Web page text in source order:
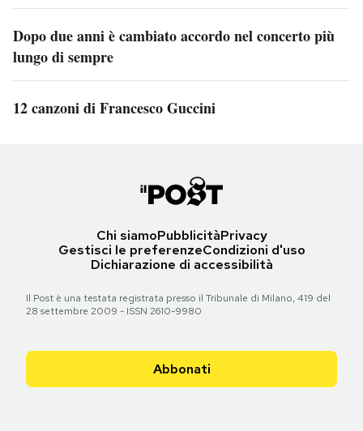
Dopo due anni è cambiato accordo nel concerto più
lungo di sempre
12 canzoni di Francesco Guccini
Chi siamoPubblicitàPrivacy
Gestisci le preferenzeCondizioni d'uso
Dichiarazione di accessibilità
Il Post è una testata registrata presso il Tribunale di Milano, 419 del
28 settembre 2009 - ISSN 2610-9980
Abbonati